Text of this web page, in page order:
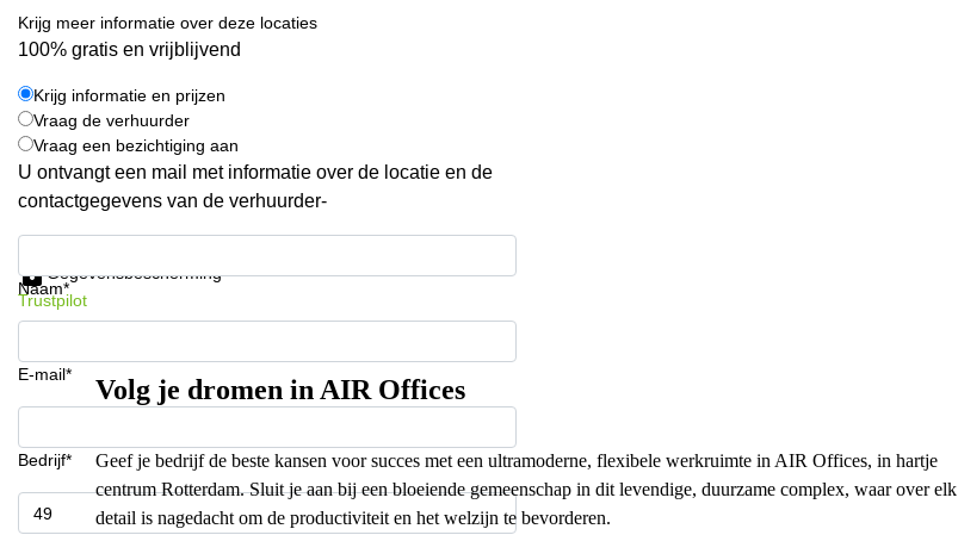
Krijg meer informatie over deze locaties
100% gratis en vrijblijvend
Krijg informatie en prijzen
Vraag de verhuurder
Vraag een bezichtiging aan
U ontvangt een mail met informatie over de locatie en de
contactgegevens van de verhuurder-
Naam*
E-mail*
Bedrijf*
Gegevensbescherming
Trustpilot
Volg je dromen in AIR Offices
Geef je bedrijf de beste kansen voor succes met een ultramoderne, flexibele werkruimte in AIR Offices, in hartje
centrum Rotterdam. Sluit je aan bij een bloeiende gemeenschap in dit levendige, duurzame complex, waar over elk
detail is nagedacht om de productiviteit en het welzijn te bevorderen.